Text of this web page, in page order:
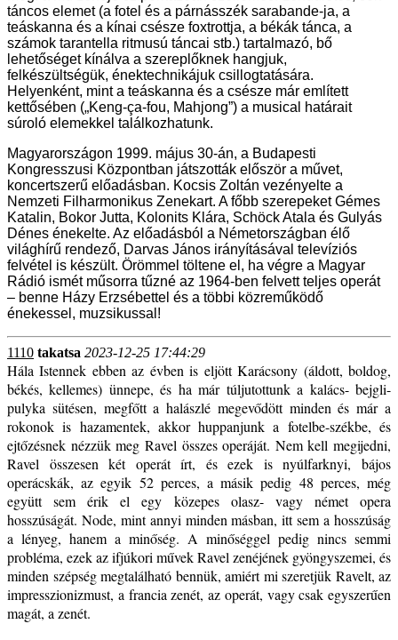
táncos elemet (a fotel és a párnásszék sarabande-ja, a
teáskanna és a kínai csésze foxtrottja, a békák tánca, a
számok tarantella ritmusú táncai stb.) tartalmazó, bő
lehetőséget kínálva a szereplőknek hangjuk,
felkészültségük, énektechnikájuk csillogtatására.
Helyenként, mint a teáskanna és a csésze már említett
kettősében („Keng-ça-fou, Mahjong”) a musical határait
súroló elemekkel találkozhatunk.
Magyarországon 1999. május 30-án, a Budapesti
Kongresszusi Központban játszották először a művet,
koncertszerű előadásban. Kocsis Zoltán vezényelte a
Nemzeti Filharmonikus Zenekart. A főbb szerepeket Gémes
Katalin, Bokor Jutta, Kolonits Klára, Schöck Atala és Gulyás
Dénes énekelte. Az előadásból a Németországban élő
világhírű rendező, Darvas János irányításával televíziós
felvétel is készült. Örömmel töltene el, ha végre a Magyar
Rádió ismét műsorra tűzné az 1964-ben felvett teljes operát
– benne Házy Erzsébettel és a többi közreműködő
énekessel, muzsikussal!
1110 takatsa 2023-12-25 17:44:29
Hála Istennek ebben az évben is eljött Karácsony (áldott, boldog,
békés, kellemes) ünnepe, és ha már túljutottunk a kalács- bejgli-
pulyka sütésen, megfőtt a halászlé megevődött minden és már a
rokonok is hazamentek, akkor huppanjunk a fotelbe-székbe, és
ejtőzésnek nézzük meg Ravel összes operáját. Nem kell megijedni,
Ravel összesen két operát írt, és ezek is nyúlfarknyi, bájos
operácskák, az egyik 52 perces, a másik pedig 48 perces, még
együtt sem érik el egy közepes olasz- vagy német opera
hosszúságát. Node, mint annyi minden másban, itt sem a hosszúság
a lényeg, hanem a minőség. A minőséggel pedig nincs semmi
probléma, ezek az ifjúkori művek Ravel zenéjének gyöngyszemei, és
minden szépség megtalálható bennük, amiért mi szeretjük Ravelt, az
impresszionizmust, a francia zenét, az operát, vagy csak egyszerűen
magát, a zenét.